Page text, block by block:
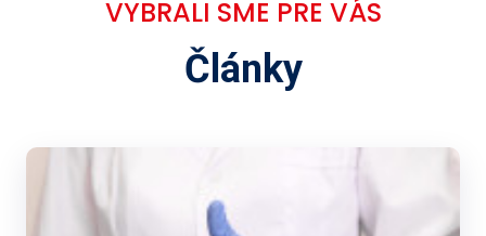
VYBRALI SME PRE VÁS
Články